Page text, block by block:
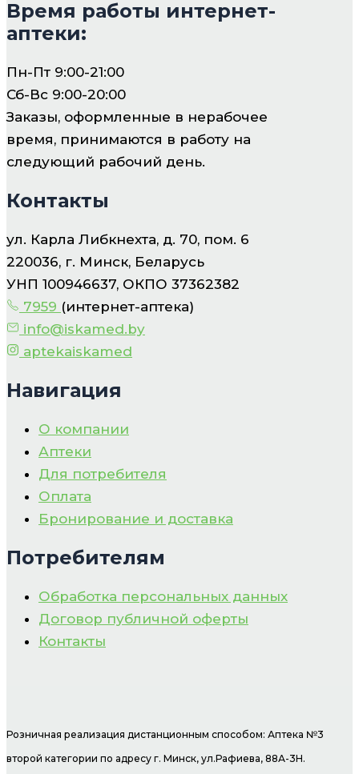
Время работы интернет-
аптеки:
Пн-Пт 9:00-21:00
Сб-Вс 9:00-20:00
Заказы, оформленные в нерабочее
время, принимаются в работу на
следующий рабочий день.
Контакты
ул. Карла Либкнехта, д. 70, пом. 6
220036, г. Минск, Беларусь
УНП 100946637, ОКПО 37362382
7959 (интернет-аптека)
info@iskamed.by
aptekaiskamed
Навигация
О компании
Аптеки
Для потребителя
Оплата
Бронирование и доставка
Потребителям
Обработка персональных данных
Договор публичной оферты
Контакты
Розничная реализация дистанционным способом: Аптека №3
второй категории по адресу г. Минск, ул.Рафиева, 88А-3Н.